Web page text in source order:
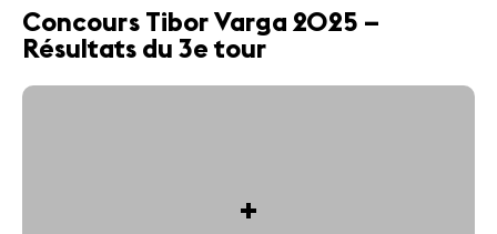
Concours Tibor Varga 2025 –
Résultats du 3e tour
+